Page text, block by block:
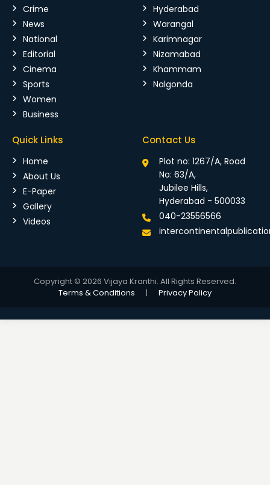
Crime
News
National
Editorial
Cinema
Sports
Women
Business
Hyderabad
Warangal
Karimnagar
Nizamabad
Khammam
Nalgonda
Quick Links
Home
About Us
E-Paper
Gallery
Videos
Contact Us
Plot no: 1267/A, Road
No: 63/A,
Jubilee Hills,
Hyderabad - 500033
040-23556566
Copyright © 2026 Vijaya Kranthi. All Rights Reserved.
Terms & Conditions
| Privacy Policy